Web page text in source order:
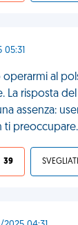
al
La risposta
assenza:
39